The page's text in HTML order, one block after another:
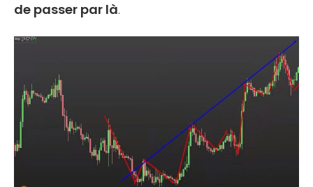
de passer par là.